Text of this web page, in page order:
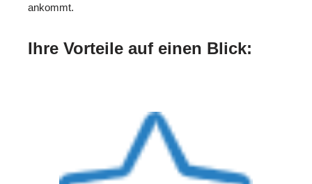
ankommt.
Ihre Vorteile auf einen Blick: